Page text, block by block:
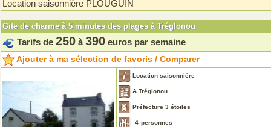
Location saisonnière PLOUGUIN
Gite de charme à 5 minutes des plages à Tréglonou
Tarifs de 250 à 390 euros par semaine
Ajouter à ma sélection de favoris / Comparer
Location saisonnière
A Tréglonou
Préfecture 3 étoiles
4 personnes